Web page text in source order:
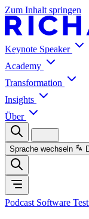
Zum Inhalt springen
Keynote Speaker
Academy
Transformation
Insights
Über
Sprache wechseln
Podcast Software